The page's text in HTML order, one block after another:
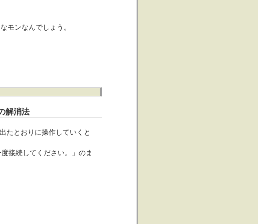
モンなんでしょう。
解消法
たとおりに操作していくと
接続してください。」のま